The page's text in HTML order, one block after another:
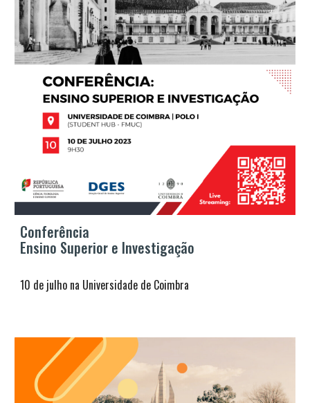
Conferência
Ensino Superior e Investigação
10 de julho na Universidade de Coimbra